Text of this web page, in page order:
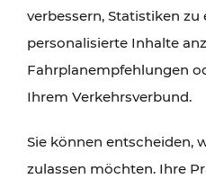
verbessern, Statistiken zu
personalisierte Inhalte
Fahrplanempfehlungen
Ihrem Verkehrsverbund.
Sie können entscheiden,
zulassen möchten. Ihre